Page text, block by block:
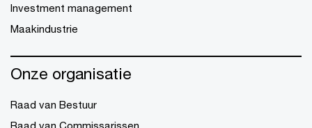
Investment management
Maakindustrie
Onze organisatie
Raad van Bestuur
Raad van Commissarissen